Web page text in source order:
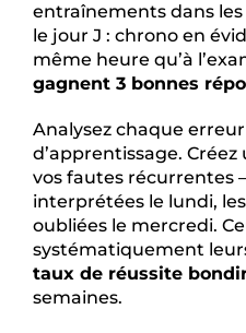
entraînements dans
le jour J : chrono en
même heure qu’à
gagnent 3 bonnes
Analysez chaque
d’apprentissage.
vos fautes récurrentes
interprétées le lundi,
oubliées le mercredi.
systématiquement
taux de réussite
semaines.